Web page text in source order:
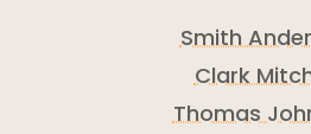
Smith
Clark
Thomas